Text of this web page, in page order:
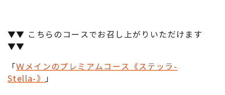
▼▼ こちらのコースでお召し上がりいただけます
▼▼
「Ｗメインのプレミアムコース《ステッラ-
Stella-》
」